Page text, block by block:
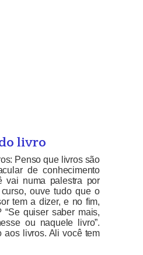
livro
Penso que livros são
de conhecimento
vai numa palestra por
ouve tudo que o
tem a dizer, e no fim,
quiser saber mais,
ou naquele livro”.
aos livros. Ali você tem